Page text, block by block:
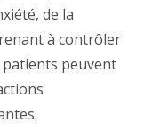
de la
à contrôler
peuvent